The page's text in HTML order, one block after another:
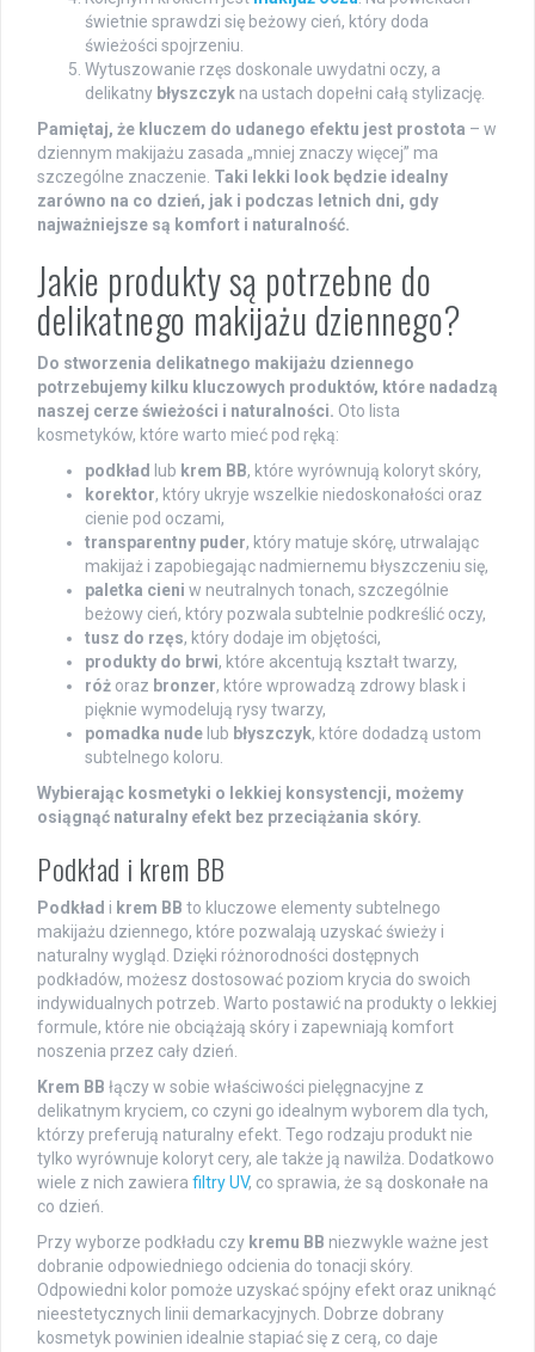
świetnie sprawdzi się beżowy cień, który doda
świeżości spojrzeniu.
Wytuszowanie rzęs doskonale uwydatni oczy, a
delikatny błyszczyk na ustach dopełni całą stylizację.
Pamiętaj, że kluczem do udanego efektu jest prostota – w
dziennym makijażu zasada „mniej znaczy więcej” ma
szczególne znaczenie. Taki lekki look będzie idealny
zarówno na co dzień, jak i podczas letnich dni, gdy
najważniejsze są komfort i naturalność.
Jakie produkty są potrzebne do
delikatnego makijażu dziennego?
Do stworzenia delikatnego makijażu dziennego
potrzebujemy kilku kluczowych produktów, które nadadzą
naszej cerze świeżości i naturalności. Oto lista
kosmetyków, które warto mieć pod ręką:
podkład
lub krem BB, które wyrównują koloryt skóry,
korektor, który ukryje wszelkie niedoskonałości oraz
cienie pod oczami,
transparentny puder, który matuje skórę, utrwalając
makijaż i zapobiegając nadmiernemu błyszczeniu się,
paletka cieni w neutralnych tonach, szczególnie
beżowy cień, który pozwala subtelnie podkreślić oczy,
tusz do rzęs, który dodaje im objętości,
produkty do brwi, które akcentują kształt twarzy,
róż oraz bronzer, które wprowadzą zdrowy blask i
pięknie wymodelują rysy twarzy,
pomadka nude lub błyszczyk, które dodadzą ustom
subtelnego koloru.
Wybierając kosmetyki o lekkiej konsystencji, możemy
osiągnąć naturalny efekt bez przeciążania skóry.
Podkład i krem BB
Podkład i krem BB to kluczowe elementy subtelnego
makijażu dziennego, które pozwalają uzyskać świeży i
naturalny wygląd. Dzięki różnorodności dostępnych
podkładów, możesz dostosować poziom krycia do swoich
indywidualnych potrzeb. Warto postawić na produkty o lekkiej
formule, które nie obciążają skóry i zapewniają komfort
noszenia przez cały dzień.
Krem BB łączy w sobie właściwości pielęgnacyjne z
delikatnym kryciem, co czyni go idealnym wyborem dla tych,
którzy preferują naturalny efekt. Tego rodzaju produkt nie
tylko wyrównuje koloryt cery, ale także ją nawilża. Dodatkowo
wiele z nich zawiera filtry UV, co sprawia, że są doskonałe na
co dzień.
Przy wyborze podkładu czy kremu BB niezwykle ważne jest
dobranie odpowiedniego odcienia do tonacji skóry.
Odpowiedni kolor pomoże uzyskać spójny efekt oraz uniknąć
nieestetycznych linii demarkacyjnych. Dobrze dobrany
kosmetyk powinien idealnie stapiać się z cerą, co daje